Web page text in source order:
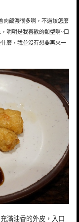
肉飯濃很多啊，不過該怎麼
明明是我喜歡的類型啊~口
麼，我並沒有想要再來一
滿油香的外皮，入口